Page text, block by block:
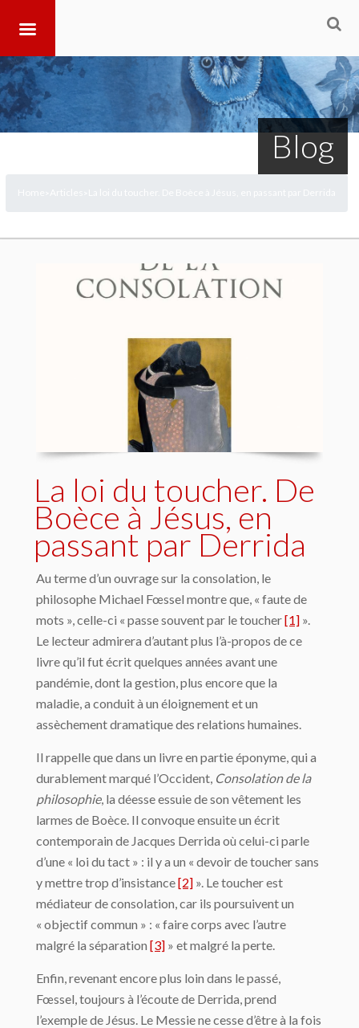
Blog
La loi du toucher. De
Boèce à Jésus, en
passant par Derrida
Au terme d’un ouvrage sur la consolation, le
philosophe Michael Fœssel montre que, « faute de
mots », celle-ci « passe souvent par le toucher[1] ».
Le lecteur admirera d’autant plus l’à-propos de ce
livre qu’il fut écrit quelques années avant une
pandémie, dont la gestion, plus encore que la
maladie, a conduit à un éloignement et un
assèchement dramatique des relations humaines.
Il rappelle que dans un livre en partie éponyme, qui a
durablement marqué l’Occident, Consolation de la
philosophie, la déesse essuie de son vêtement les
larmes de Boèce. Il convoque ensuite un écrit
contemporain de Jacques Derrida où celui-ci parle
d’une « loi du tact » : il y a un « devoir de toucher sans
y mettre trop d’insistance[2] ». Le toucher est
médiateur de consolation, car ils poursuivent un
« objectif commun » : « faire corps avec l’autre
malgré la séparation [3] » et malgré la perte.
Enfin, revenant encore plus loin dans le passé,
Fœssel, toujours à l’écoute de Derrida, prend
l’exemple de Jésus. Le Messie ne cesse d’être à la fois